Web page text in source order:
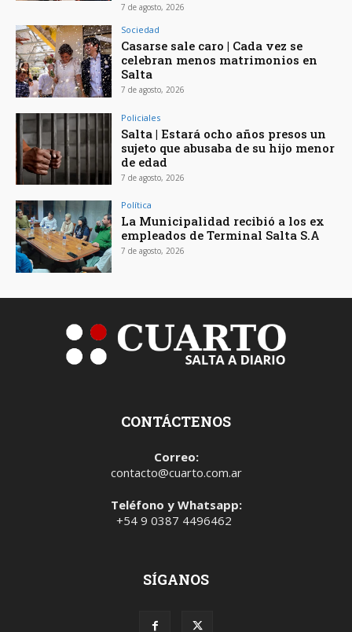
7 de agosto, 2026
Sociedad
Casarse sale caro | Cada vez se
celebran menos matrimonios en
Salta
7 de agosto, 2026
Policiales
Salta | Estará ocho años presos un
sujeto que abusaba de su hijo menor
de edad
7 de agosto, 2026
Política
La Municipalidad recibió a los ex
empleados de Terminal Salta S.A
7 de agosto, 2026
CONTÁCTENOS
Correo:
contacto@cuarto.com.ar
Teléfono y Whatsapp:
+54 9 0387 4496462
SÍGANOS